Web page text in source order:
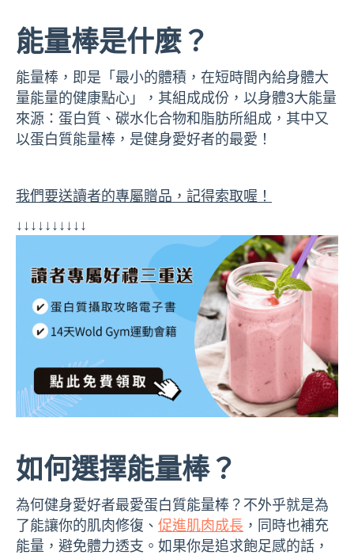
能量棒是什麼？
能量棒，即是「最小的體積，在短時間內給身體大
量能量的健康點心」，其組成成份，以身體3大能量
來源：蛋白質、碳水化合物和脂肪所組成，其中又
以蛋白質能量棒，是健身愛好者的最愛！
我們要送讀者的專屬贈品，記得索取喔！
↓↓↓↓↓↓↓↓↓↓
如何選擇能量棒？
為何健身愛好者最愛蛋白質能量棒？不外乎就是為
了能讓你的肌肉修復、 促進肌肉成長 ，同時也補充
能量，避免體力透支。如果你是追求飽足感的話，